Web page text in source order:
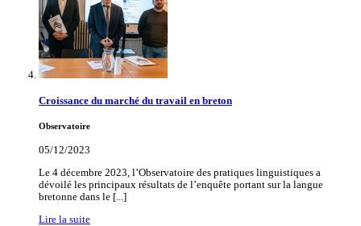
Croissance du marché du travail en breton
Observatoire
05/12/2023
Le 4 décembre 2023, l’Observatoire des pratiques linguistiques a
dévoilé les principaux résultats de l’enquête portant sur la langue
bretonne dans le [...]
Lire la suite